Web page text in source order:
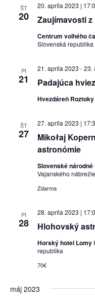
ŠT
20 Zaujímavosti
20. apríla 2023 |
Centrum voľného
Slovenská republika
PI
21 Padajúca
21. apríla 2023 -23.
Hvezdáreň Roztoky
ŠT
27
Mikołaj
astronómie
27. apríla 2023 |
Slovenské
Vajanského
Zdarma
PI
28 Hlohovský
28. apríla 2023 |
Horský hotel Lomy
republika
70€
máj 2023